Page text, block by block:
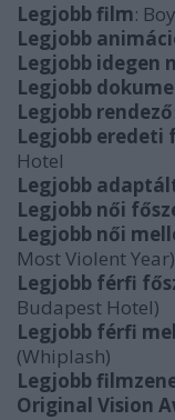
Legjobb film:
Legjobb
Legjobb idegen
Legjobb
Legjobb rendező
Legjobb
Hotel
Legjobb
Legjobb női
Legjobb női
Most Violent Year)
Legjobb férfi
Budapest Hotel)
Legjobb férfi
(Whiplash)
Legjobb
Original Vision